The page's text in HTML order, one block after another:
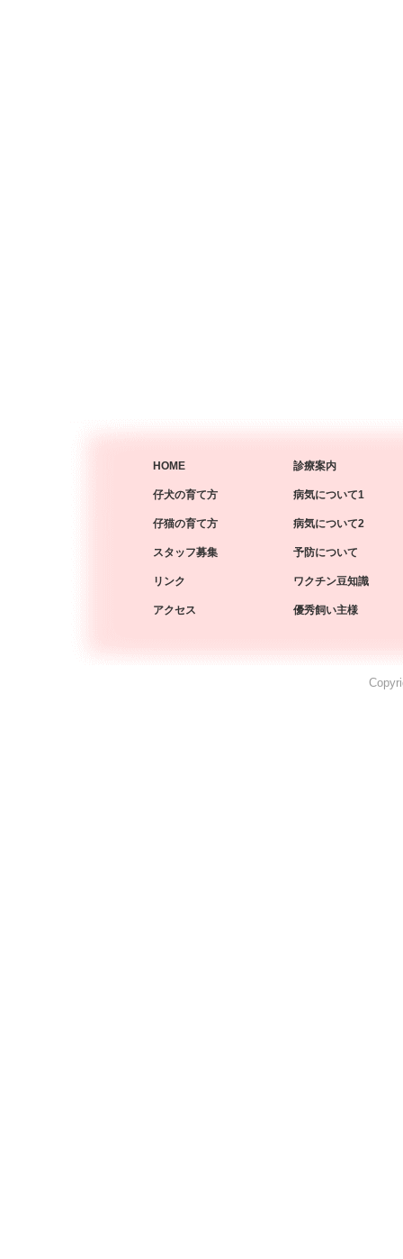
HOME
仔犬の育て方
仔猫の育て方
スタッフ募集
リンク
アクセス
診療案内
病気について1
病気について2
予防について
ワクチン豆知識
優秀飼い主様